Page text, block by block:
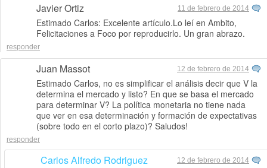
Javier Ortiz 11 de febrero de 2014
Estimado Carlos: Excelente artículo.Lo leí en Ambito,
Felicitaciones a Foco por reproducirlo. Un gran abrazo.
responder
Juan Massot 12 de febrero de 2014
Estimado Carlos, no es simplificar el análisis decir que V la
determina el mercado y listo? En que se basa el mercado
para determinar V? La política monetaria no tiene nada
que ver en esa determinación y formación de expectativas
(sobre todo en el corto plazo)? Saludos!
responder
Carlos Alfredo Rodriguez 12 de febrero de 2014